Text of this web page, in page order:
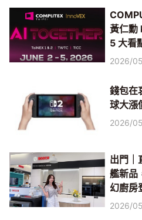
黃仁勳
5 大看
2026/
錢包在
球大漲
2026/
出門
艦新品
幻廚房
2026/